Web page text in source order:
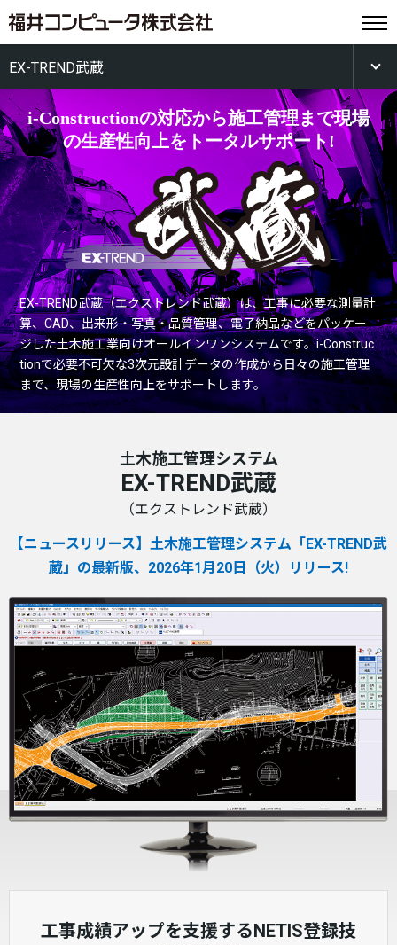
i-Constructionの対応から施工管理まで現場
の生産性向上をトータルサポート!
EX-TREND武蔵（エクストレンド武蔵）は、工事に必要な測量計
算、CAD、出来形・写真・品質管理、電子納品などをパッケー
ジした土木施工業向けオールインワンシステムです。i-Construc
tionで必要不可欠な3次元設計データの作成から日々の施工管理
まで、現場の生産性向上をサポートします。
EX-TREND武蔵
土木施工管理システム
EX-TREND武蔵
（エクストレンド武蔵）
【ニュースリリース】⼟⽊施⼯管理システム「EX-TREND武
蔵」の最新版、2026年1⽉20⽇（⽕）リリース!
工事成績アップを支援するNETIS登録技